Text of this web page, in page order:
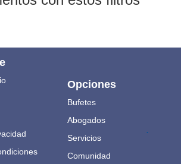
Opciones
Bufetes
Abogados
Servicios
Comunidad
.